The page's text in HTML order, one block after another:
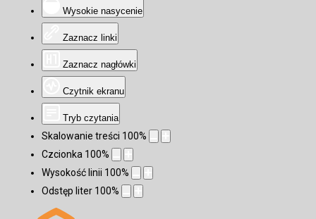
Wysokie nasycenie
Zaznacz linki
Zaznacz nagłówki
Czytnik ekranu
Tryb czytania
Skalowanie treści 100%
Czcionka 100%
Wysokość linii 100%
Odstęp liter 100%